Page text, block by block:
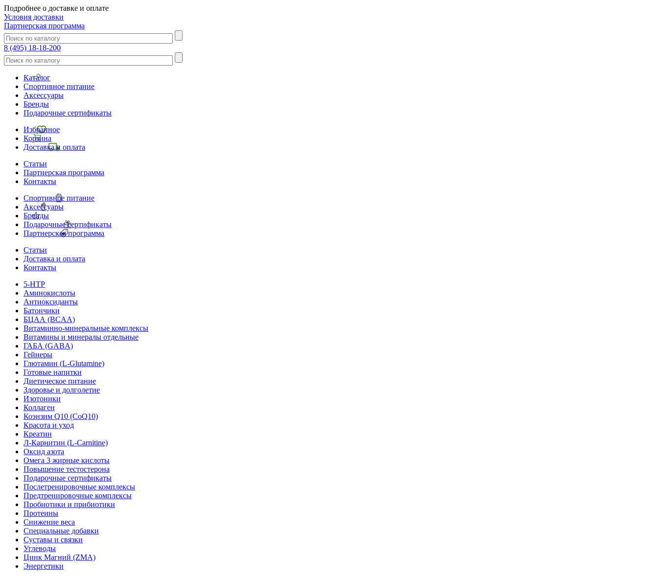
Подробнее о доставке и оплате
Условия доставки
Партнерская программа
8 (495) 18-18-200
Каталог
Спортивное питание
Аксессуары
Бренды
Подарочные сертификаты
Избранное
Корзина
Доставка и оплата
Статьи
Партнерская программа
Контакты
Спортивное питание
Аксессуары
Бренды
Подарочные сертификаты
Партнерская программа
Статьи
Доставка и оплата
Контакты
5-HTP
Аминокислоты
Антиоксиданты
Батончики
БЦАА (BCAA)
Витаминно-минеральные комплексы
Витамины и минералы отдельные
ГАБА (GABA)
Гейнеры
Глютамин (L-Glutamine)
Готовые напитки
Диетическое питание
Здоровье и долголетие
Изотоники
Коллаген
Коэнзим Q10 (CoQ10)
Красота и уход
Креатин
Л-Карнитин (L-Сarnitine)
Оксид азота
Омега 3 жирные кислоты
Повышение тестостерона
Подарочные сертификаты
Послетренировочные комплексы
Предтренировочные комплексы
Пробиотики и прибиотики
Протеины
Снижение веса
Специальные добавки
Суставы и связки
Углеводы
Цинк Магний (ZMA)
Энергетики